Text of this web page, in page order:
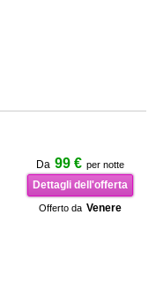
Da 99 € per notte
Dettagli dell'offerta
Offerto da Venere